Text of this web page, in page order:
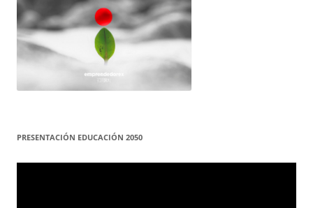
PRESENTACIÓN EDUCACIÓN 2050
Reproductor